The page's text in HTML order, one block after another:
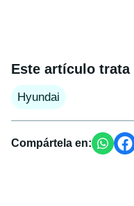
Este artículo trata
Hyundai
Compártela en: